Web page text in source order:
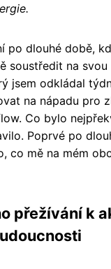
po dlouhé době,
soustředit na
jsem odkládal
na nápadu pro
Co bylo
Poprvé po
co mě na mém
přežívání k